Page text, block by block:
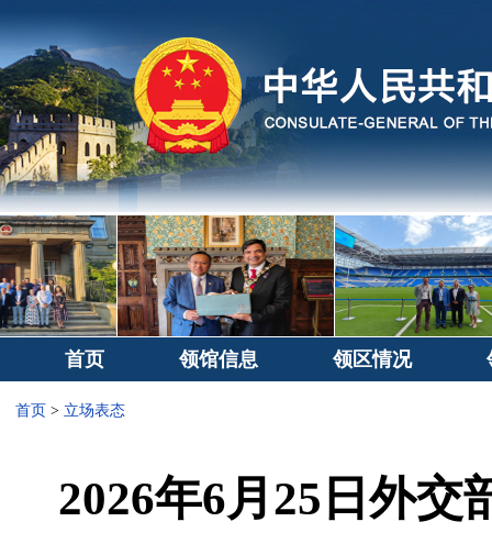
首页 领馆信息 领区情况
首页 > 立场表态
2026年6月25日外